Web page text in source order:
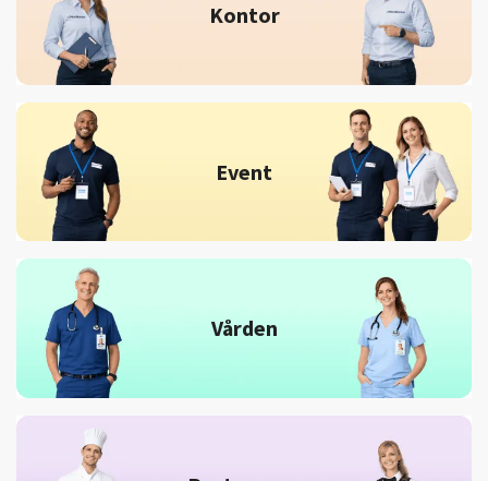
Kontor
Event
Vården